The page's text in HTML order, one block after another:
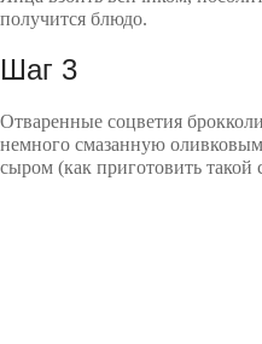
получится блюдо.
Шаг 3
Отваренные соцветия
немного смазанную
сыром (как приготовить